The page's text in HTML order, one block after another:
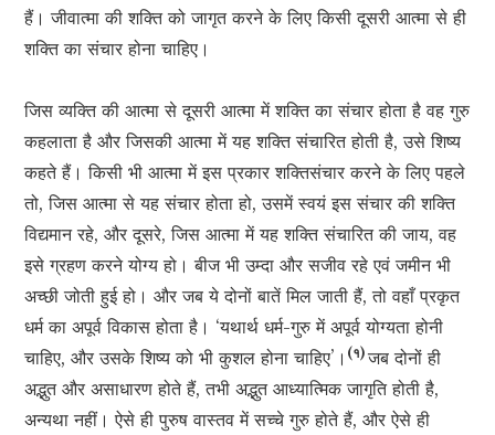
हैं। जीवात्मा की शक्ति को जागृत करने के लिए किसी दूसरी आत्मा से ही
शक्ति का संचार होना चाहिए।
जिस व्यक्ति की आत्मा से दूसरी आत्मा में शक्ति का संचार होता है वह गुरु
कहलाता है और जिसकी आत्मा में यह शक्ति संचारित होती है, उसे शिष्य
कहते हैं। किसी भी आत्मा में इस प्रकार शक्तिसंचार करने के लिए पहले
तो, जिस आत्मा से यह संचार होता हो, उसमें स्वयं इस संचार की शक्ति
विद्यमान रहे, और दूसरे, जिस आत्मा में यह शक्ति संचारित की जाय, वह
इसे ग्रहण करने योग्य हो। बीज भी उम्दा और सजीव रहे एवं जमीन भी
अच्छी जोती हुई हो। और जब ये दोनों बातें मिल जाती हैं, तो वहाँ प्रकृत
धर्म का अपूर्व विकास होता है। ‘यथार्थ धर्म-गुरु में अपूर्व योग्यता होनी
चाहिए, और उसके शिष्य को भी कुशल होना चाहिए’। (१)जब दोनों ही
अद्भुत और असाधारण होते हैं, तभी अद्भुत आध्यात्मिक जागृति होती है,
अन्यथा नहीं। ऐसे ही पुरुष वास्तव में सच्चे गुरु होते हैं, और ऐसे ही